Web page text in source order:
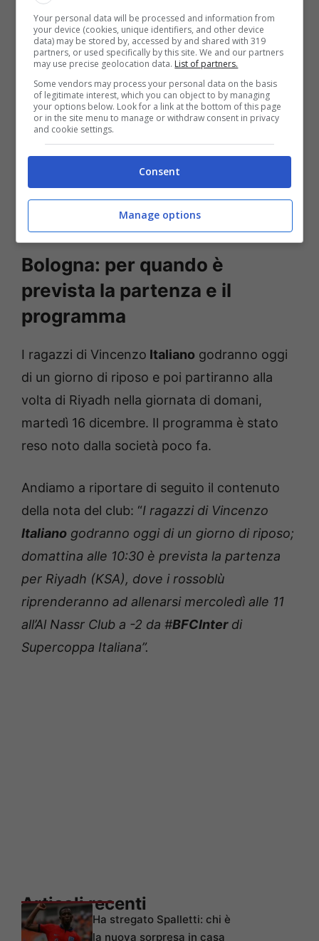
Difensori: De Silvestri, Heggem, Holm,
Lucumi, Lykogiannis, Miranda, Tomasevic,
Vitik, Zortea.
Centrocampisti: Fabbian, Ferguson, Moro,
Pobega, Sulemana.
: Bernardeschi, Cambiaghi, Castro,
Dallinga, Dominguez, Immobile, Odgaard,
Bologna: per quando è
prevista la partenza e il
programma
I ragazzi di Vincenzo Italiano godranno oggi
di un giorno di riposo e poi partiranno alla
volta di Riyadh nella giornata di domani,
martedì 16 dicembre. Il programma è stato
reso noto dalla società poco fa.
Andiamo a riportare di seguito il contenuto
della nota del club: “I ragazzi di Vincenzo
Italiano godranno oggi di un giorno di riposo;
domattina alle 10:30 è prevista la partenza
per Riyadh (KSA), dove i rossoblù
riprenderanno ad allenarsi mercoledì alle 11
all’Al Nassr Club a -2 da #BFCInterdi
Supercoppa Italiana”.
Articoli recenti
Ha stregato Spalletti: chi è
la nuova sorpresa in casa
Your personal data will be processed and information from
your device (cookies, unique identifiers, and other device
data) may be stored by, accessed by and shared with 319
partners, or used specifically by this site. We and our partners
may use precise geolocation data. List of partners.
Some vendors may process your personal data on the basis
of legitimate interest, which you can object to by managing
your options below. Look for a link at the bottom of this page
or in the site menu to manage or withdraw consent in privacy
and cookie settings.
Consent
Manage options